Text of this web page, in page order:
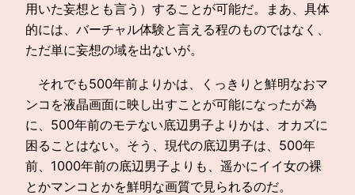
用いた妄想とも言う）することが可能だ。まあ、具体
的には、バーチャル体験と言える程のものではなく、
ただ単に妄想の域を出ないが。
それでも500年前よりかは、くっきりと鮮明なおマ
ンコを液晶画面に映し出すことが可能になったが為
に、500年前のモテない底辺男子よりかは、オカズに
困ることはない。そう、現代の底辺男子は、500年
前、1000年前の底辺男子よりも、遥かにイイ女の裸
とかマンコとかを鮮明な画質で見られるのだ。